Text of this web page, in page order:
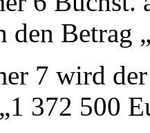
den Betrag
7 wird
372 500